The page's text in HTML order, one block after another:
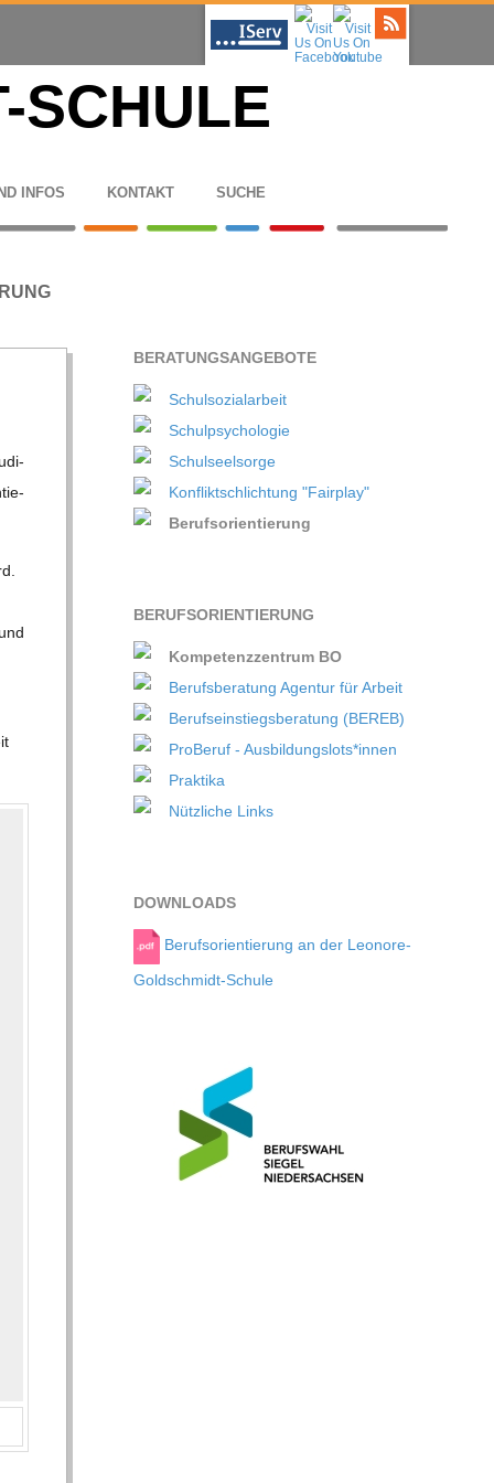
INFOS KON­TAKT SUCHE
BERA­TUNGS­AN­GE­BOTE
Schulsozialarbeit
Schulpsychologie
Schulseelsorge
Konfliktschlichtung "Fairplay"
Berufsorientierung
BERUFS­ORI­EN­TIE­RUNG
Kompetenzzentrum BO
Berufsberatung Agentur für Arbeit
Berufseinstiegsberatung (BEREB)
ProBeruf - Ausbildungslots*innen
Praktika
Nützliche Links
DOWN­LOADS
Berufsorientierung an der Leonore-
Goldschmidt-Schule